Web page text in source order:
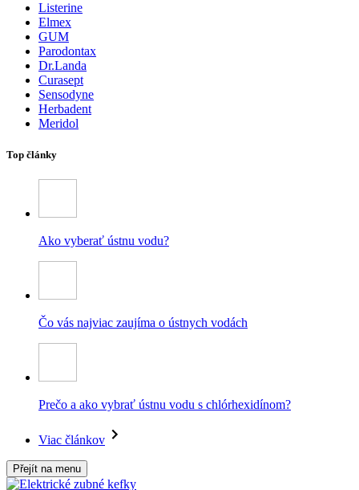
Listerine
Elmex
GUM
Parodontax
Dr.Landa
Curasept
Sensodyne
Herbadent
Meridol
Top články
Ako vyberať ústnu vodu?
Čo vás najviac zaujíma o ústnych vodách
Prečo a ako vybrať ústnu vodu s chlórhexidínom?
Viac článkov
Přejít na menu